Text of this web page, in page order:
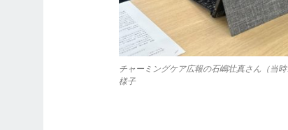
チャーミングケア広報の石嶋壮真さん（当
様子